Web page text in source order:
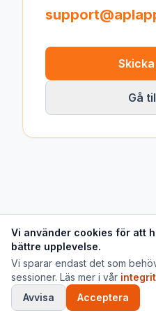
Gå
Vi använder cookies för att
bättre upplevelse.
Vi sparar endast det som
sessioner. Läs mer i vår
Avvisa
Acceptera